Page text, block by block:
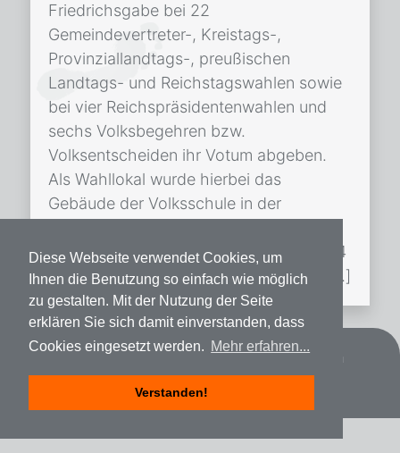
Diese Webseite verwendet Cookies, um
Ihnen die Benutzung so einfach wie möglich
zu gestalten. Mit der Nutzung der Seite
erklären Sie sich damit einverstanden, dass
Cookies eingesetzt werden. Mehr erfahren...
Verstanden!
Friedrichsgabe bei 22
Gemeindevertreter-, Kreistags-,
Provinziallandtags-, preußischen
Landtags- und Reichstagswahlen sowie
bei vier Reichspräsidentenwahlen und
sechs Volksbegehren bzw.
Volksentscheiden ihr Votum abgeben.
Als Wahllokal wurde hierbei das
Gebäude der Volksschule in der
genutzt.[1]Zumindest für das Jahre 1924
ist dieses nachgewiesen (Verzeichnis […]
Datenschutz Impressum Spenden